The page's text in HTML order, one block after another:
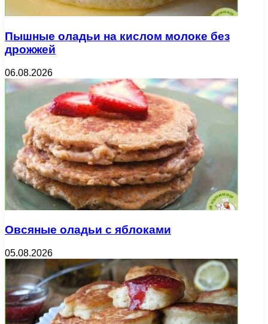
Пышные оладьи на кислом молоке без
дрожжей
06.08.2026
Овсяные оладьи с яблоками
05.08.2026